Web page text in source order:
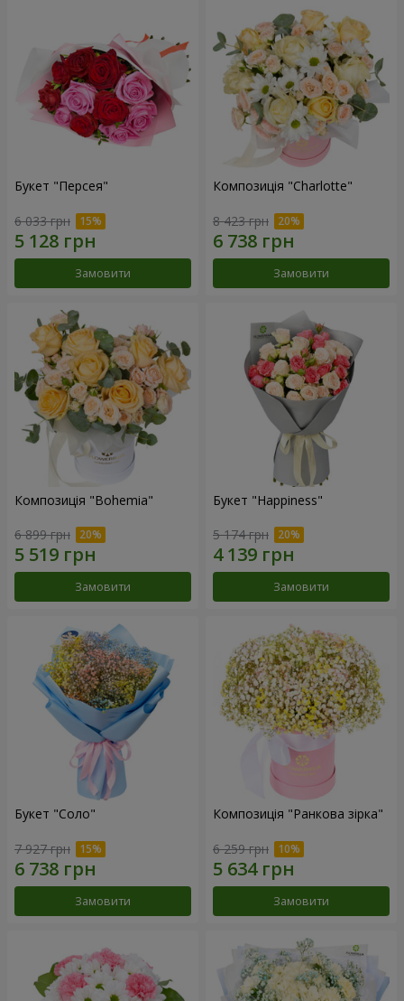
Букет "Персея"
6 033 грн
Замовити
Композиція "Charlotte"
8 423 грн
Замовити
Композиція "Bohemia"
6 899 грн
Замовити
Букет "Happiness"
5 174 грн
Замовити
Букет "Соло"
7 927 грн
Замовити
Композиція "Ранкова зірка"
6 259 грн
Замовити